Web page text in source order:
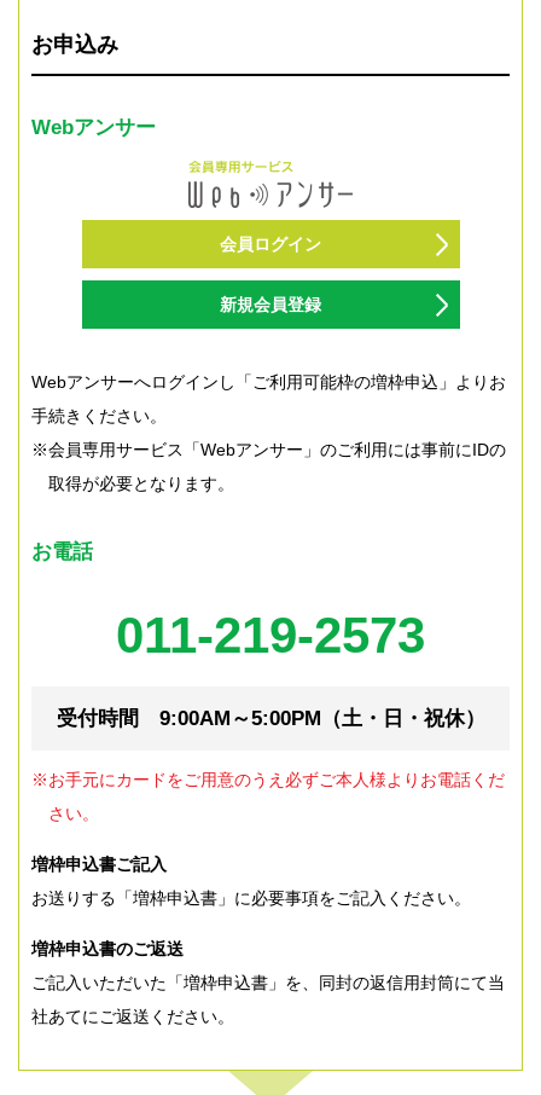
お申込み
Webアンサー
会員ログイン
新規会員登録
Webアンサーへログインし「ご利用可能枠の増枠申込」よりお
手続きください。
※会員専用サービス「Webアンサー」のご利用には事前にIDの
取得が必要となります。
お電話
011-219-2573
受付時間 9:00AM～5:00PM（土・日・祝休）
※お手元にカードをご用意のうえ必ずご本人様よりお電話くだ
さい。
増枠申込書ご記入
お送りする「増枠申込書」に必要事項をご記入ください。
増枠申込書のご返送
ご記入いただいた「増枠申込書」を、同封の返信用封筒にて当
社あてにご返送ください。